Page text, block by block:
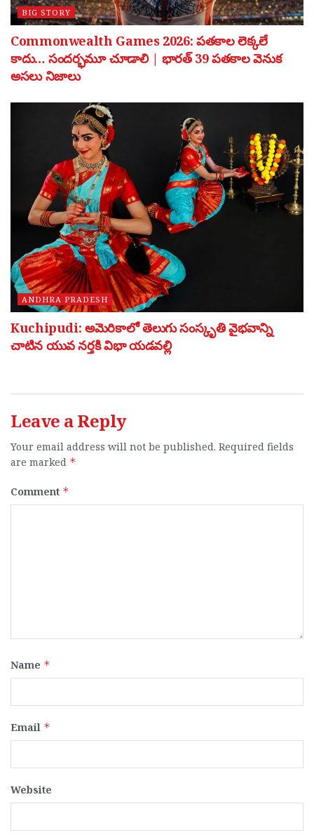
BIG STORY
Commonwealth Games 2026: పతకాల లెక్కలే
కాదు… సందర్భమూ చూడాలి | భారత్ 39 పతకాల వెనుక
అసలు నిజాలు
ANDHRA PRADESH
Kuchipudi: అమెరికాలో తెలుగు సంస్కృతి వైభవాన్ని
చాటిన యువ నర్తకి విభా యడవల్లి
Leave a Reply
Your email address will not be published. Required fields
are marked *
Comment *
Name *
Email *
Website